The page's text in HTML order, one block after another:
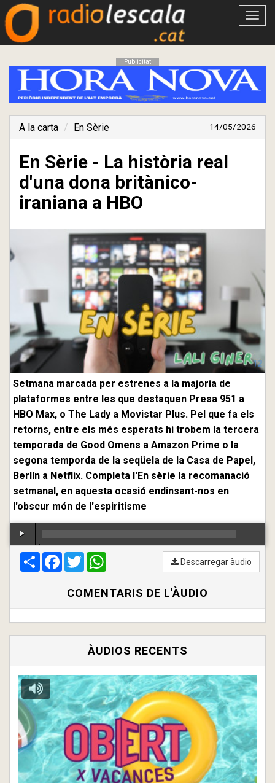
Obrir
Publicitat
A la carta En Sèrie 14/05/2026
En Sèrie - La història real
d'una dona britànico-
iraniana a HBO
Setmana marcada per estrenes a la majoria de
plataformes entre les que destaquen Presa 951 a
HBO Max, o The Lady a Movistar Plus. Pel que fa els
retorns, entre els més esperats hi trobem la tercera
temporada de Good Omens a Amazon Prime o la
segona temporda de la seqüela de la Casa de Papel,
Berlín a Netflix. Completa l'En sèrie la recomanació
setmanal, en aquesta ocasió endinsant-nos en
l'obscur món de l'espiritisme
00:00/ 00:00
CompartirFacebook
Twitter Descarregar àudio
COMENTARIS DE L'ÀUDIO
ÀUDIOS RECENTS